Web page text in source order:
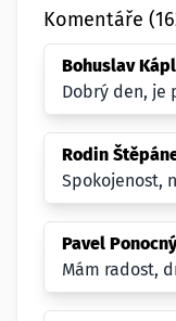
Komentáře
Bohuslav Kápl
Dobrý den, je
Rodin
Spokojenost,
Pavel Ponocný
Mám radost,